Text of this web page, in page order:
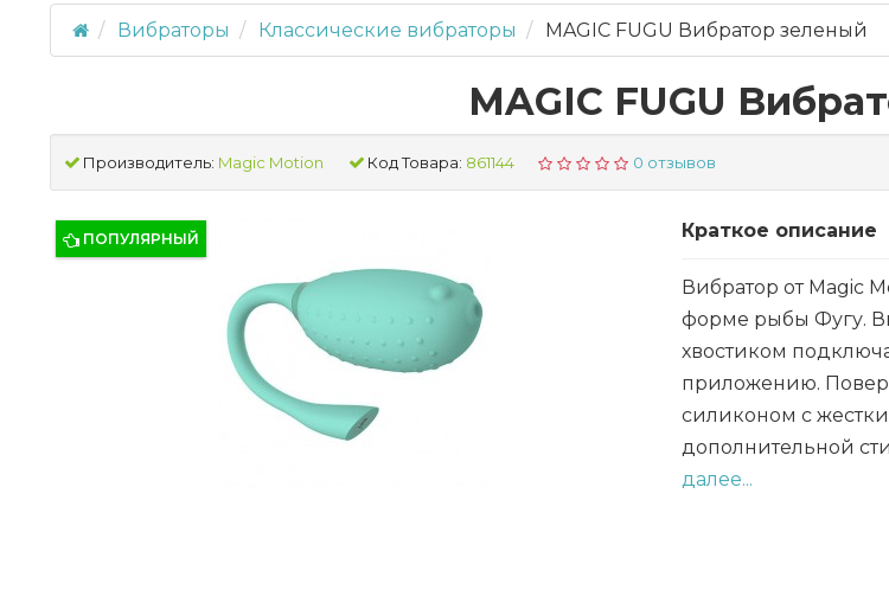
Вибраторы
Классические вибраторы MAGIC FUGU Вибратор зеленый
MAGIC FUGU
Производитель: Magic Motion Код Товара: 861144 0 отзывов
ПОПУЛЯРНЫЙ Краткое описание
Вибратор от Magic
форме рыбы Фугу.
хвостиком
приложению.
силиконом с
дополнительной
далее...